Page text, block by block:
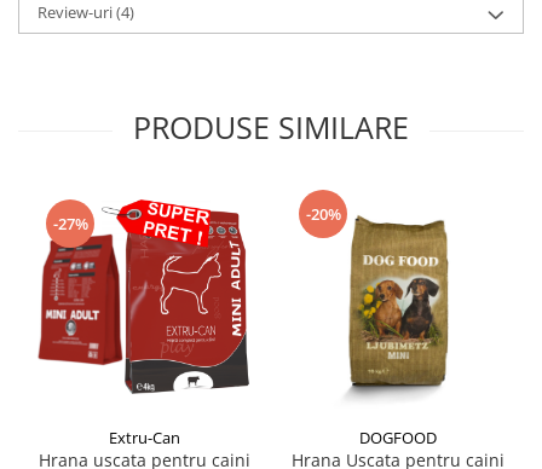
Review-uri(4)
PRODUSE SIMILARE
-27%
Extru-Can
Hrana uscata pentru caini
-20%
DOGFOOD
Hrana Uscata pentru caini